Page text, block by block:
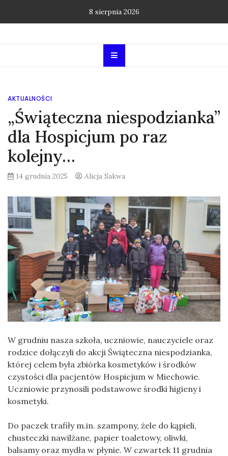
8 sierpnia 2026
AKTUALNOŚCI
„Świąteczna niespodzianka”
dla Hospicjum po raz
kolejny…
14 grudnia 2025 Alicja Sakwa
W grudniu nasza szkoła, uczniowie, nauczyciele oraz
rodzice dołączyli do akcji Świąteczna niespodzianka,
której celem była zbiórka kosmetyków i środków
czystości dla pacjentów Hospicjum w Miechowie.
Uczniowie przynosili podstawowe środki higieny i
kosmetyki.
Do paczek trafiły m.in. szampony, żele do kąpieli,
chusteczki nawilżane, papier toaletowy, oliwki,
balsamy oraz mydła w płynie. W czwartek 11 grudnia